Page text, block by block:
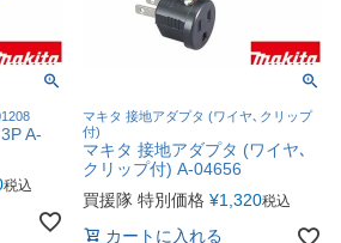
A-
税込
マキタ 接地アダプタ (ワイヤ､クリップ
付)
マキタ 接地アダプタ (ワイヤ､
クリップ付) A-04656
買援隊 特別価格 ¥1,320税込
カートに入れる